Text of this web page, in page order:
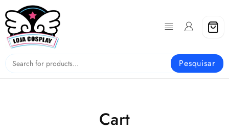
to
content
Pesquisar
Cart